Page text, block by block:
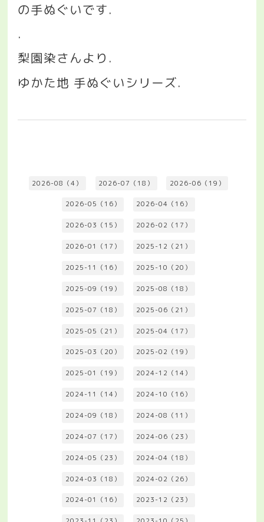
の手ぬぐいです.
.
梨園染さんより .
ゆかた地 手ぬぐいシリーズ.
2026-08（4） 2026-07（18） 2026-06（19）
2026-05（16） 2026-04（16）
2026-03（15） 2026-02（17）
2026-01（17） 2025-12（21）
2025-11（16） 2025-10（20）
2025-09（19） 2025-08（18）
2025-07（18） 2025-06（21）
2025-05（21） 2025-04（17）
2025-03（20） 2025-02（19）
2025-01（19） 2024-12（14）
2024-11（14） 2024-10（16）
2024-09（18） 2024-08（11）
2024-07（17） 2024-06（23）
2024-05（23） 2024-04（18）
2024-03（18） 2024-02（26）
2024-01（16） 2023-12（23）